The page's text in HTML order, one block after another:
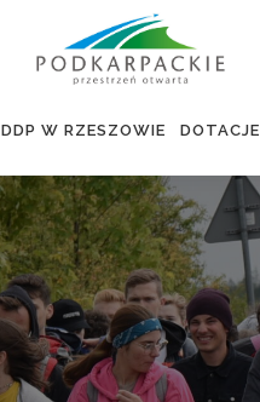
DDP W RZESZOWIE DOTACJE